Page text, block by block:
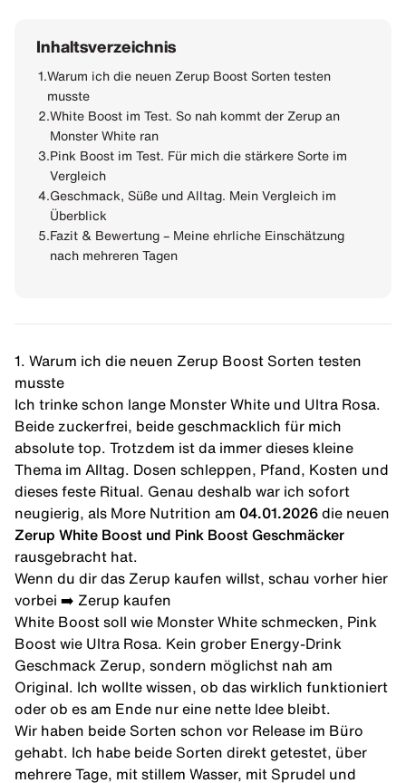
Inhaltsverzeichnis
1.Warum ich die neuen Zerup Boost Sorten testen
musste
2.White Boost im Test. So nah kommt der Zerup an
Monster White ran
3. Pink Boost im Test. Für mich die stärkere Sorte im
Vergleich
4.Geschmack, Süße und Alltag. Mein Vergleich im
Überblick
5. Fazit & Bewertung – Meine ehrliche Einschätzung
nach mehreren Tagen
1. Warum ich die neuen Zerup Boost Sorten testen
musste
Ich trinke schon lange Monster White und Ultra Rosa.
Beide zuckerfrei, beide geschmacklich für mich
absolute top. Trotzdem ist da immer dieses kleine
Thema im Alltag. Dosen schleppen, Pfand, Kosten und
dieses feste Ritual. Genau deshalb war ich sofort
neugierig, als More Nutrition am 04.01.2026 die neuen
Zerup White Boost und Pink Boost Geschmäcker
rausgebracht hat.
Wenn du dir das Zerup kaufen willst, schau vorher hier
vorbei ➡️ Zerup kaufen
White Boost soll wie Monster White schmecken, Pink
Boost wie Ultra Rosa. Kein grober Energy-Drink
Geschmack Zerup, sondern möglichst nah am
Original. Ich wollte wissen, ob das wirklich funktioniert
oder ob es am Ende nur eine nette Idee bleibt.
Wir haben beide Sorten schon vor Release im Büro
gehabt. Ich habe beide Sorten direkt getestet, über
mehrere Tage, mit stillem Wasser, mit Sprudel und